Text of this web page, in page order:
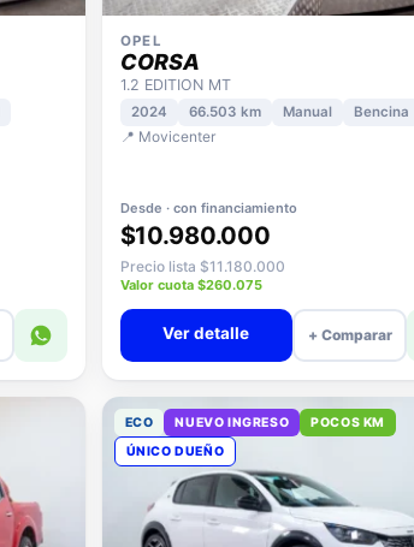
OPEL
CORSA
1.2 EDITION MT
2024 66.503 km Manual Bencina
📍 Movicenter
Desde · con financiamiento
$10.980.000
Precio lista $11.180.000
Valor cuota $260.075
Ver detalle + Comparar
ECO NUEVO INGRESO
POCOS KM
ÚNICO DUEÑO